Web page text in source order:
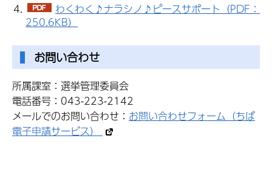
わくわく♪ナラシノ♪ピースサポート（PDF：
250.6KB）
お問い合わせ
所属課室：選挙管理委員会
電話番号：043-223-2142
メールでのお問い合わせ： お問い合わせフォーム（ちば
電子申請サービス）